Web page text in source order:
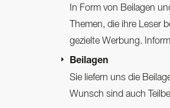
In Form von Beilagen
Themen, die ihre Leser
gezielte Werbung.
Beilagen
Sie liefern uns die
Wunsch sind auch